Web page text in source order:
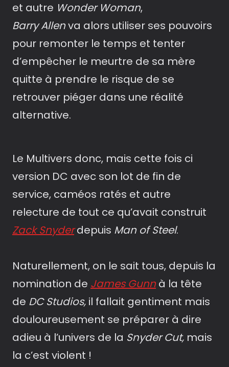
et autre Wonder Woman,
Barry Allenva alors utiliser ses pouvoirs
pour remonter le temps et tenter
d’empêcher le meurtre de sa mère
quitte à prendre le risque de se
retrouver piéger dans une réalité
alternative.
Le Multivers donc, mais cette fois ci
version DC avec son lot de fin de
service, caméos ratés et autre
relecture de tout ce qu’avait construit
Zack Snyderdepuis Man of Steel.
Naturellement, on le sait tous, depuis la
nomination de James Gunnà la tête
de DC Studios, il fallait gentiment mais
douloureusement se préparer à dire
adieu à l’univers de la Snyder Cut, mais
la c’est violent !